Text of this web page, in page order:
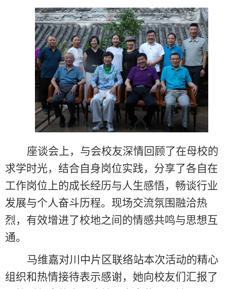
座谈会上， 与会校友深情回顾了在母校的
求学时光， 结合自身岗位实践， 分享了各自在
工作岗位上的成长经历与人生感悟，畅谈行业
发展与个人奋斗历程。现场交流氛围融洽热
烈，有效增进了校地之间的情感共鸣与思想互
通。
马维嘉对川中片区联络站本次活动的精心
组织和热情接待表示感谢， 她向校友们汇报了